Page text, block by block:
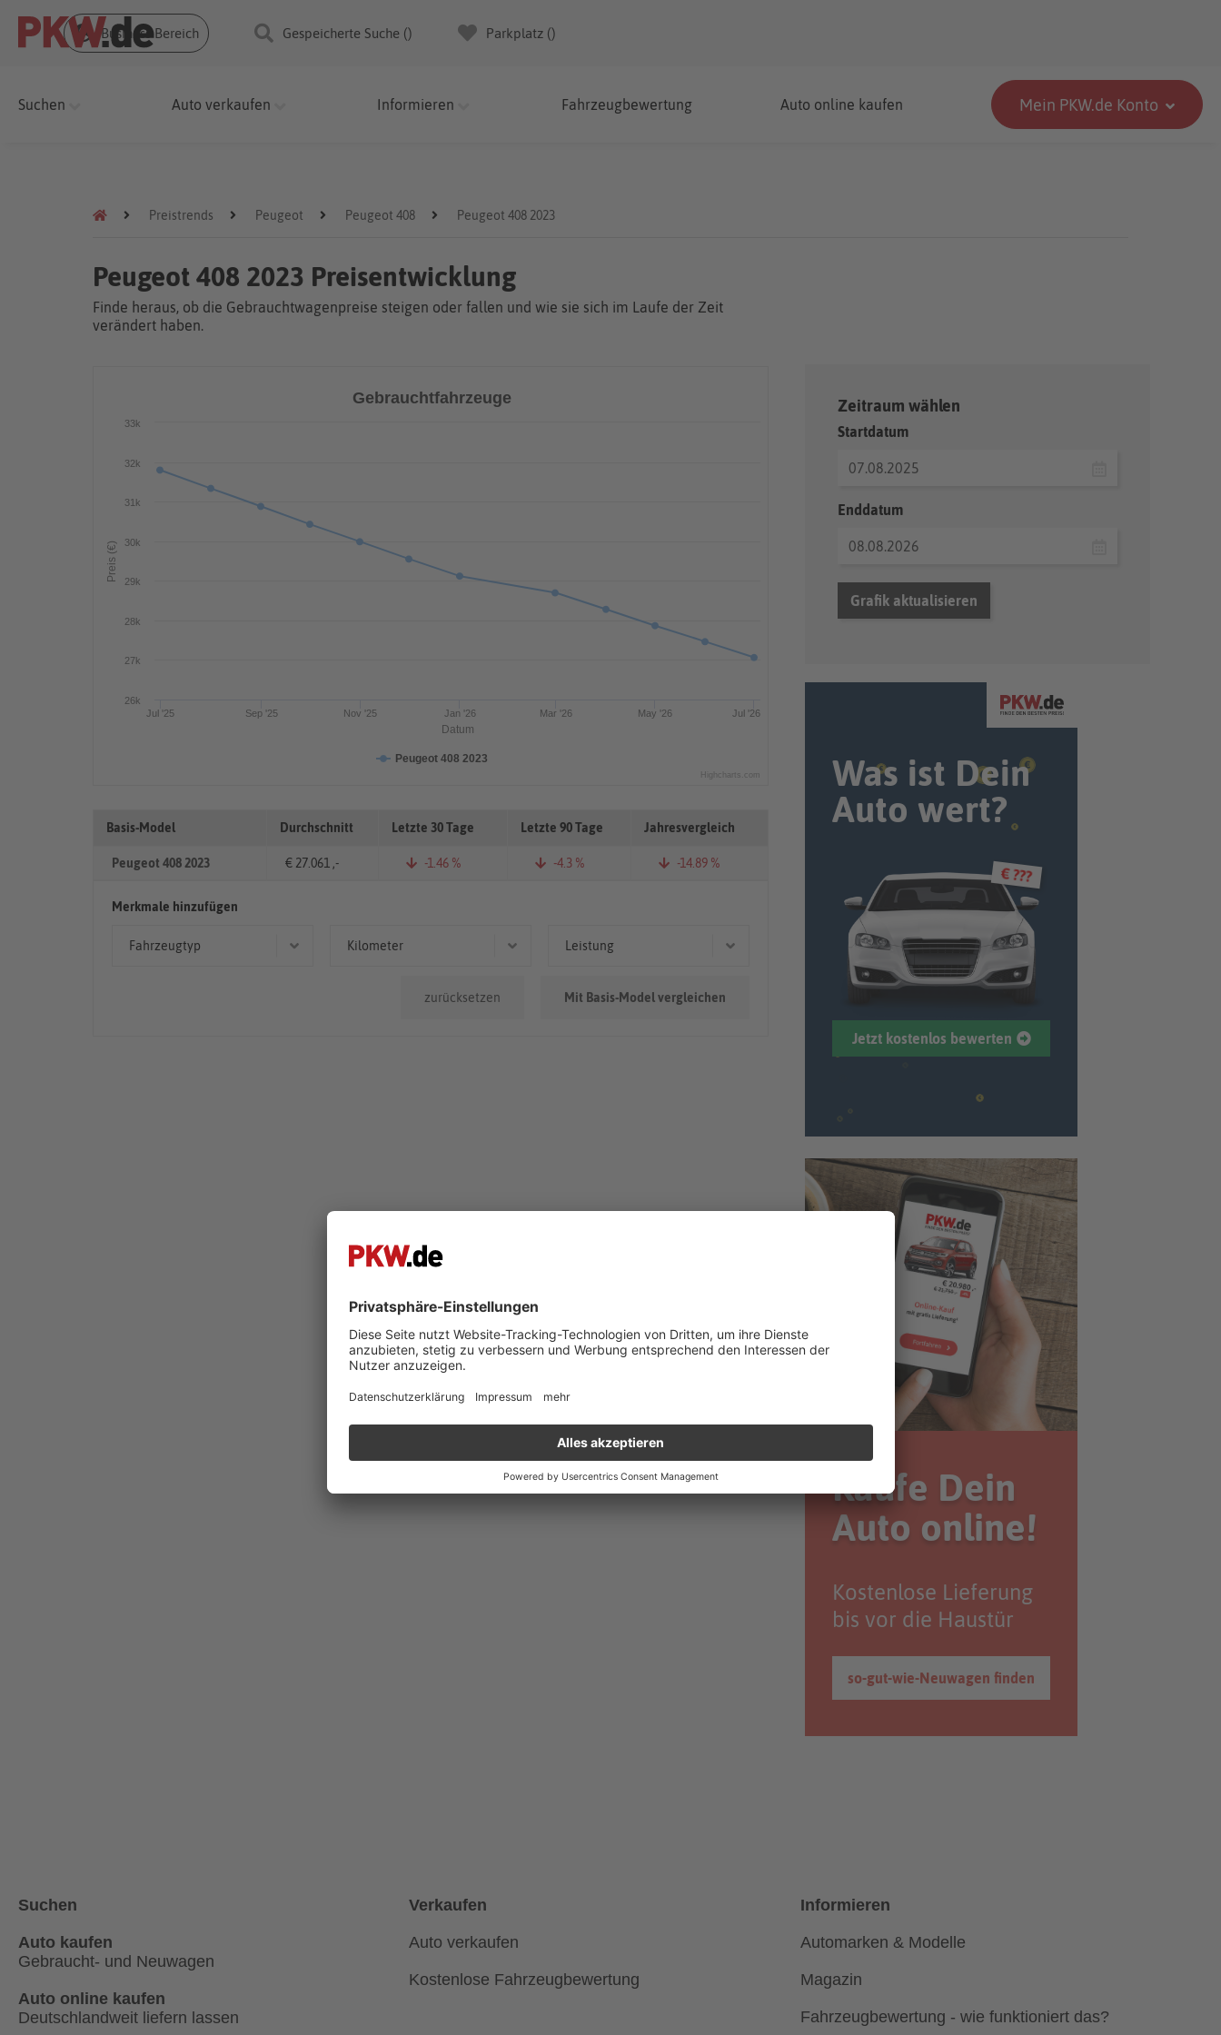
Business Bereich Gespeicherte Suche () Parkplatz ()
Suchen Auto verkaufen Informieren Fahrzeugbewertung Auto online kaufen Mein PKW.de Konto
Preistrends Peugeot Peugeot 408 Peugeot 408 2023
Peugeot 408 2023 Preisentwicklung
Finde heraus, ob die Gebrauchtwagenpreise steigen oder fallen und wie sie sich im Laufe der Zeit
verändert haben.
Datum
Preis (€)
Gebrauchtfahrzeuge
Peugeot 408 2023
Jul '25 Sep '25 Nov '25 Jan '26 Mar '26 May '26 Jul '26
26k
27k
28k
29k
30k
31k
32k
33k
Highcharts.com
Basis-Model Durchschnitt Letzte 30 Tage Letzte 90 Tage Jahresvergleich
Peugeot 408 2023 € 27.061 ,- -1.46 % -4.3 % -14.89 %
Merkmale hinzufügen
Fahrzeugtyp Kilometer Leistung
zurücksetzen Mit Basis-Model vergleichen
Zeitraum wählen
Startdatum
Enddatum
Grafik aktualisieren
Was ist Dein
Auto wert?
€ ???
Jetzt kostenlos bewerten
Kaufe Dein
Auto online!
Kostenlose Lieferung
bis vor die Haustür
so-gut-wie-Neuwagen finden
Suchen
Auto kaufen
Gebraucht- und Neuwagen
Auto online kaufen
Deutschlandweit liefern lassen
Verkaufen
Auto verkaufen
Kostenlose Fahrzeugbewertung
Informieren
Automarken & Modelle
Magazin
Fahrzeugbewertung - wie funktioniert das?